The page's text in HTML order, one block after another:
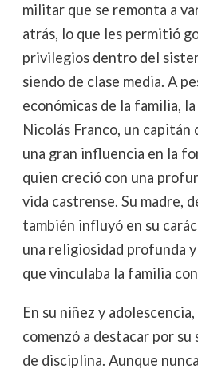
militar que se remonta a
atrás, lo que les permitió
privilegios dentro del
siendo de clase media. A
económicas de la familia,
Nicolás Franco, un
una gran influencia en la
quien creció con una
vida castrense. Su madre,
también influyó en su
una religiosidad profunda
que vinculaba la familia
En su niñez y
comenzó a destacar por
de disciplina. Aunque